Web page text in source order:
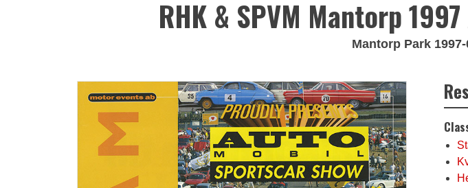
RHK & SPVM Mantorp
Mantorp Park